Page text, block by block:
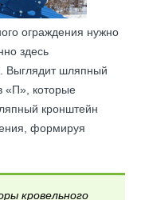
ограждения нужно
здесь
Выглядит шляпный
«П», которые
кронштейн
формируя
кровельного